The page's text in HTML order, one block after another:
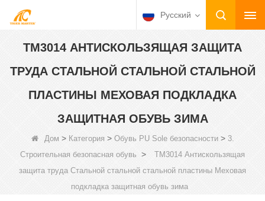
Русский
TM3014 АНТИСКОЛЬЗЯЩАЯ ЗАЩИТА
ТРУДА СТАЛЬНОЙ СТАЛЬНОЙ СТАЛЬНОЙ
ПЛАСТИНЫ МЕХОВАЯ ПОДКЛАДКА
ЗАЩИТНАЯ ОБУВЬ ЗИМА
Дом > Категория > Обувь PU Sole безопасности> 3.
Строительная безопасная обувь >
TM3014 Антискользящая
защита труда Стальной стальной стальной пластины Меховая
подкладка защитная обувь зима